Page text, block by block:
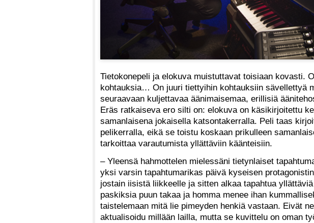
Tietokonepeli ja elokuva muistuttavat toisiaan kovasti.
kohtauksia… On juuri tiettyihin kohtauksiin sävellettyä
seuraavaan kuljettavaa äänimaisemaa, erillisiä
Eräs ratkaiseva ero silti on: elokuva on käsikirjoitettu
samanlaisena jokaisella katsontakerralla. Peli taas
pelikerralla, eikä se toistu koskaan prikulleen
tarkoittaa varautumista yllättäviin käänteisiin.
– Yleensä hahmottelen mielessäni tietynlaiset
yksi varsin tapahtumarikas päivä kyseisen
jostain iisistä liikkeelle ja sitten alkaa tapahtua
paskiksia puun takaa ja homma menee ihan
taistelemaan mitä lie pimeyden henkiä vastaan. Eivät
aktualisoidu millään lailla, mutta se kuvittelu on oman